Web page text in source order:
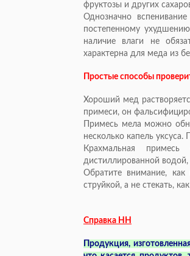
фруктозы и других
Однозначно
постепенному
наличие влаги не
характерна для меда из
Простые способы
Хороший мед
примеси, он
Примесь мела можно
несколько капель
Крахмальная
дистиллированной
Обратите внимание,
струйкой, а не стекать,
Справка НН
Продукция,